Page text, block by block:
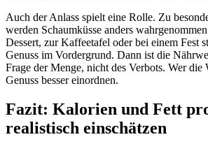
Auch der Anlass spielt eine Rolle. Zu
werden Schaumküsse anders
Dessert, zur Kaffeetafel oder bei einem Fest
Genuss im Vordergrund. Dann ist die
Frage der Menge, nicht des Verbots. Wer die
Genuss besser einordnen.
Fazit: Kalorien und Fett
realistisch einschätzen